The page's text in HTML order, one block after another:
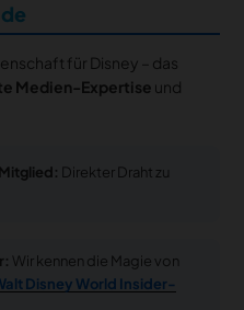
für Disney – das
Medien-Expertise und
Direkter Draht zu
Wir kennen die Magie von
Disney World Insider-